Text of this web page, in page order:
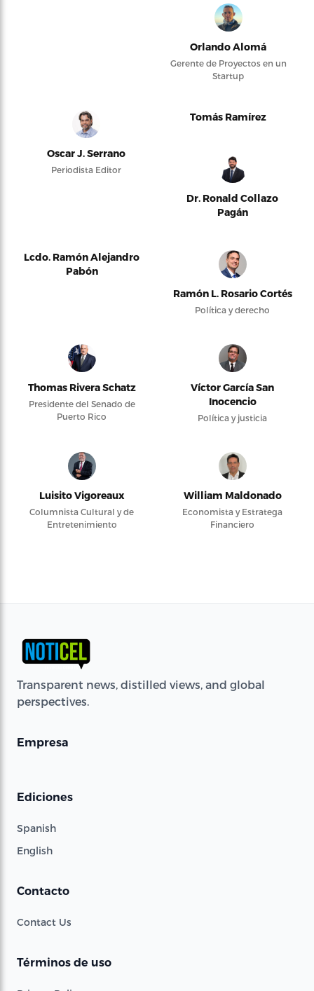
Orlando Alomá
Gerente de Proyectos en un
Startup
Oscar J. Serrano
Periodista Editor
Tomás Ramírez
Dr. Ronald Collazo
Pagán
Lcdo. Ramón Alejandro
Pabón
Ramón L. Rosario Cortés
Política y derecho
Thomas Rivera Schatz
Presidente del Senado de
Puerto Rico
Víctor García San
Inocencio
Política y justicia
Luisito Vigoreaux
Columnista Cultural y de
Entretenimiento
William Maldonado
Economista y Estratega
Financiero
Transparent news, distilled views, and global
perspectives.
Empresa
Ediciones
Spanish
English
Contacto
Contact Us
Términos de uso